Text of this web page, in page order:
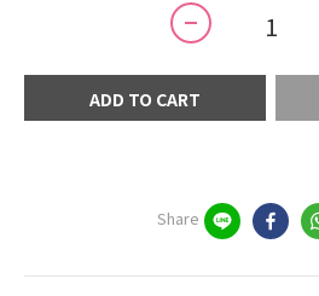
ADD TO CART
Share